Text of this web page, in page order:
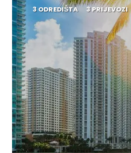
3 ODREDIŠTA 3 PRIJEVOZI